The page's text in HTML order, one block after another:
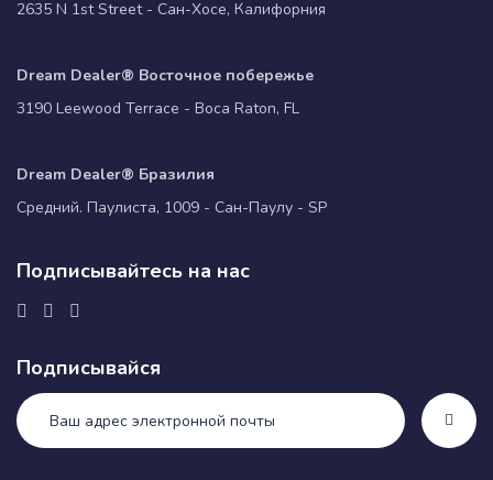
2635 N 1st Street - Сан-Хосе, Калифорния
Dream Dealer® Восточное побережье
3190 Leewood Terrace - Boca Raton, FL
Dream Dealer® Бразилия
Средний. Паулиста, 1009 - Сан-Паулу - SP
Подписывайтесь на нас
Подписывайся